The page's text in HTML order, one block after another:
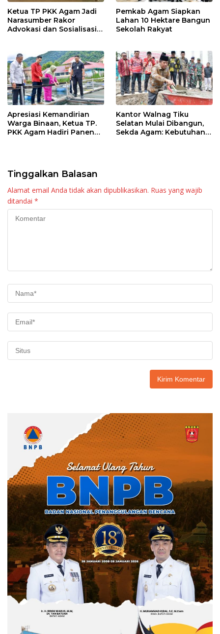
Ketua TP PKK Agam Jadi
Narasumber Rakor
Advokasi dan Sosialisasi
Pemkab Agam Siapkan
Lahan 10 Hektare Bangun
Sekolah Rakyat
Apresiasi Kemandirian
Warga Binaan, Ketua TP.
PKK Agam Hadiri Panen
Kantor Walnag Tiku
Selatan Mulai Dibangun,
Sekda Agam: Kebutuhan
Tinggalkan Balasan
Alamat email Anda tidak akan dipublikasikan. Ruas yang wajib
ditandai *